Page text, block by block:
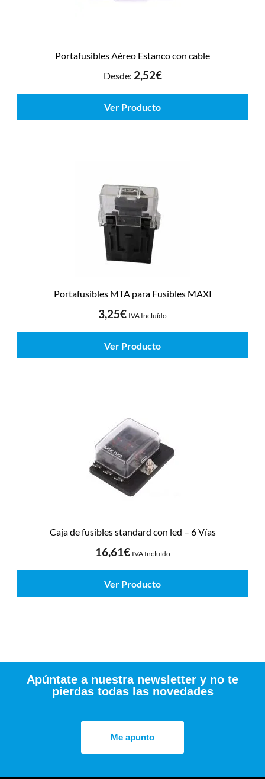
Portafusibles Aéreo Estanco con cable
Desde: 2,52€
Ver Producto
Portafusibles MTA para Fusibles MAXI
3,25€ IVA Incluído
Ver Producto
Caja de fusibles standard con led – 6 Vías
16,61€ IVA Incluído
Ver Producto
Apúntate a nuestra newsletter y no te
pierdas todas las novedades
Me apunto